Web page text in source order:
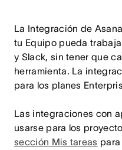
La Integración de
tu Equipo pueda
y Slack, sin tener que
herramienta. La
para los planes
Las integraciones con
usarse para los
sección Mis tareas